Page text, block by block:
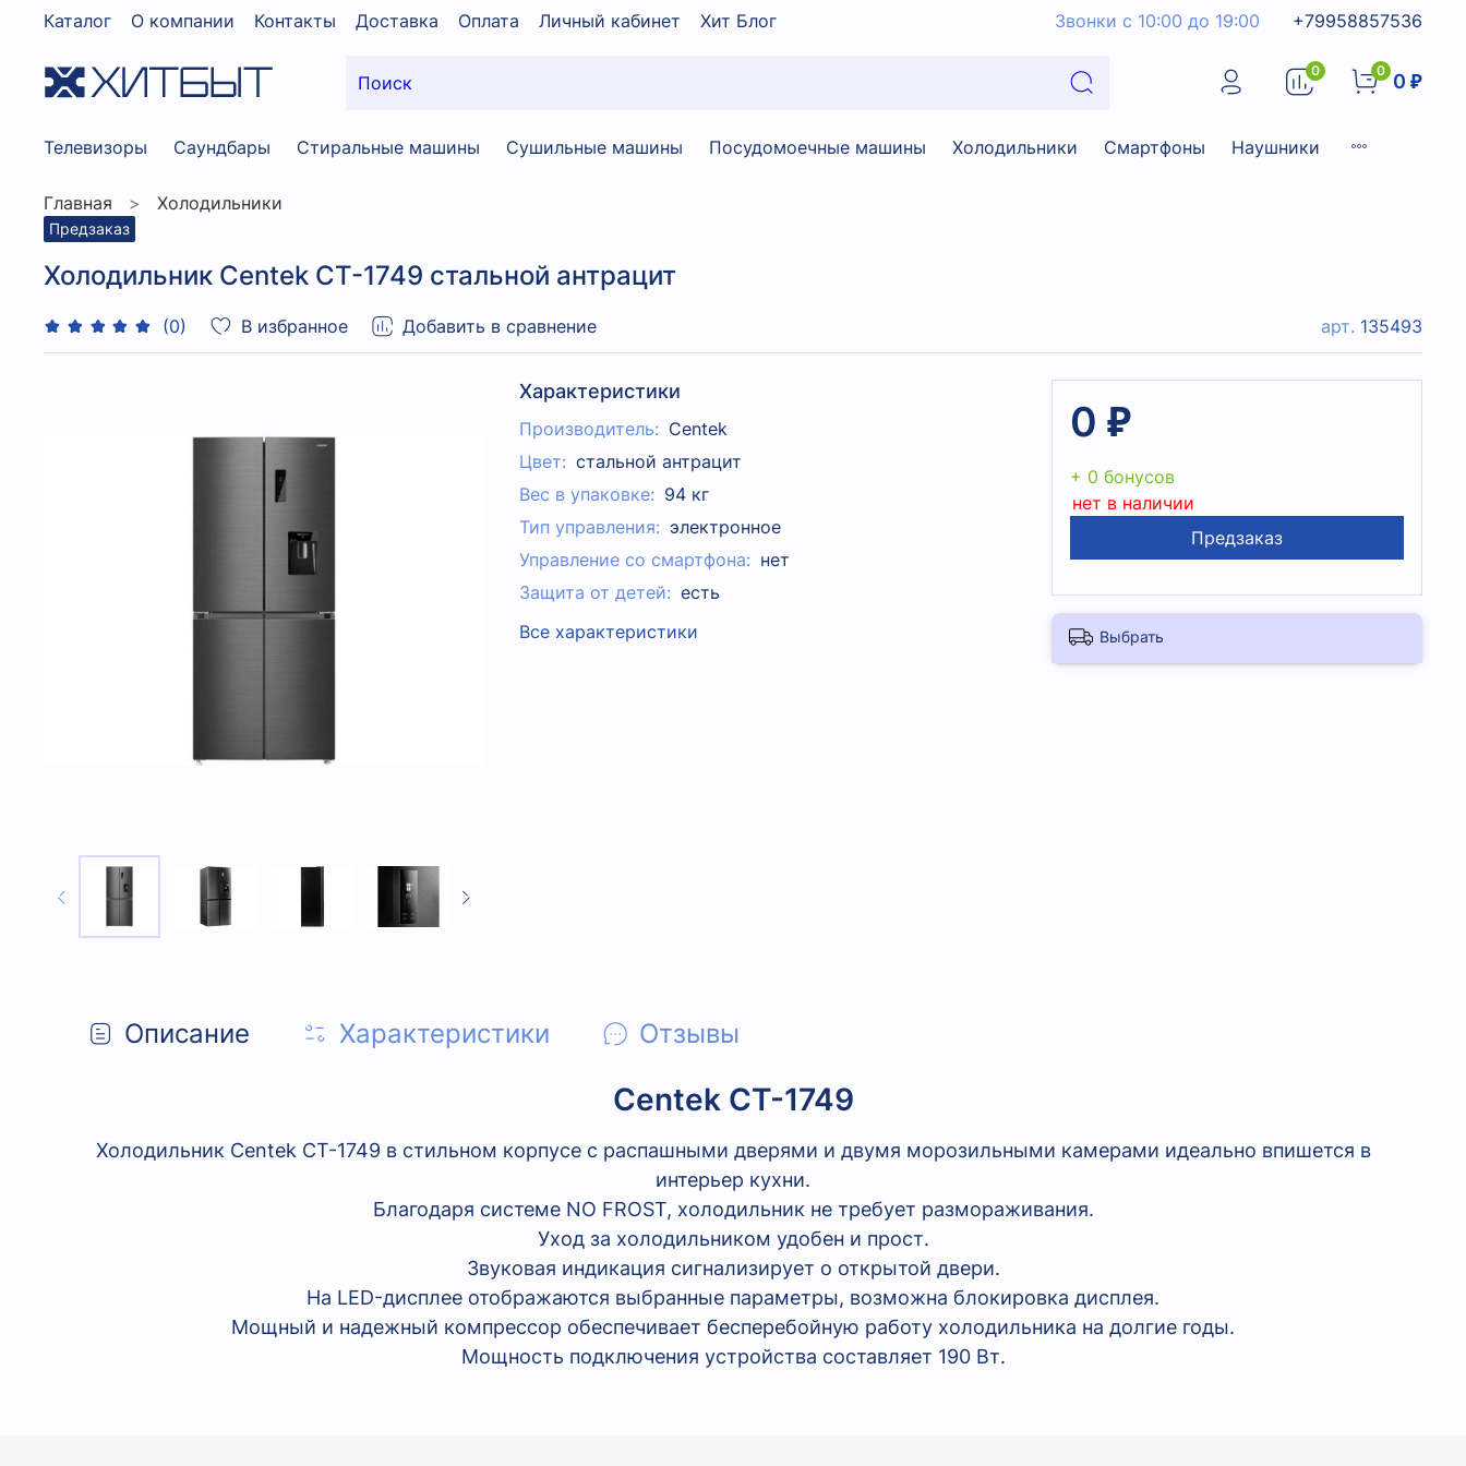
Каталог О компании Контакты Доставка Оплата Личный кабинет Хит Блог Звонки с 10:00 до 19:00 +79958857536
0 0 0 ₽
Телевизоры Саундбары Стиральные машины Сушильные машины Посудомоечные машины Холодильники Смартфоны Наушники
Главная Холодильники
Предзаказ
Холодильник Centek CT-1749 стальной антрацит
(0) В избранное Добавить в сравнение арт. 135493
Характеристики
Производитель: Centek
Цвет: стальной антрацит
Вес в упаковке: 94 кг
Тип управления: электронное
Управление со смартфона: нет
Защита от детей: есть
Все характеристики
0 ₽
+ 0 бонусов
нет в наличии
Предзаказ
Выбрать
Описание Характеристики Отзывы
Centek CT-1749
Холодильник Centek CT-1749 в стильном корпусе с распашными дверями и двумя морозильными камерами идеально впишется в
интерьер кухни.
Благодаря системе NO FROST, холодильник не требует размораживания.
Уход за холодильником удобен и прост.
Звуковая индикация сигнализирует о открытой двери.
На LED-дисплее отображаются выбранные параметры, возможна блокировка дисплея.
Мощный и надежный компрессор обеспечивает бесперебойную работу холодильника на долгие годы.
Мощность подключения устройства составляет 190 Вт.